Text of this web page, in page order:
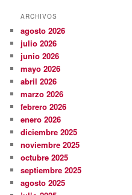
ARCHIVOS
agosto 2026
julio 2026
junio 2026
mayo 2026
abril 2026
marzo 2026
febrero 2026
enero 2026
diciembre 2025
noviembre 2025
octubre 2025
septiembre 2025
agosto 2025